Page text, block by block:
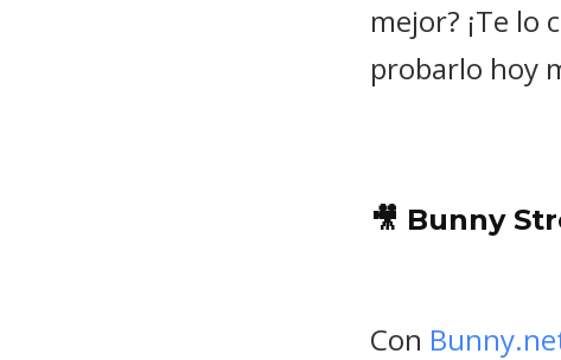
mejor? ¡Te lo
probarlo hoy
🎥 Bunny
Con